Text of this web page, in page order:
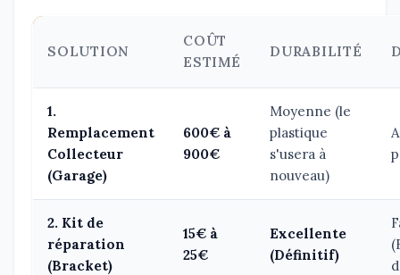
SOLUTION
COÛT
ESTIMÉ
DURABILITÉ
1.
Remplacement
Collecteur
(Garage)
600€ à
900€
Moyenne (le
plastique
s'usera à
nouveau)
2. Kit de
réparation
(Bracket)
15€ à
25€
Excellente
(Définitif)